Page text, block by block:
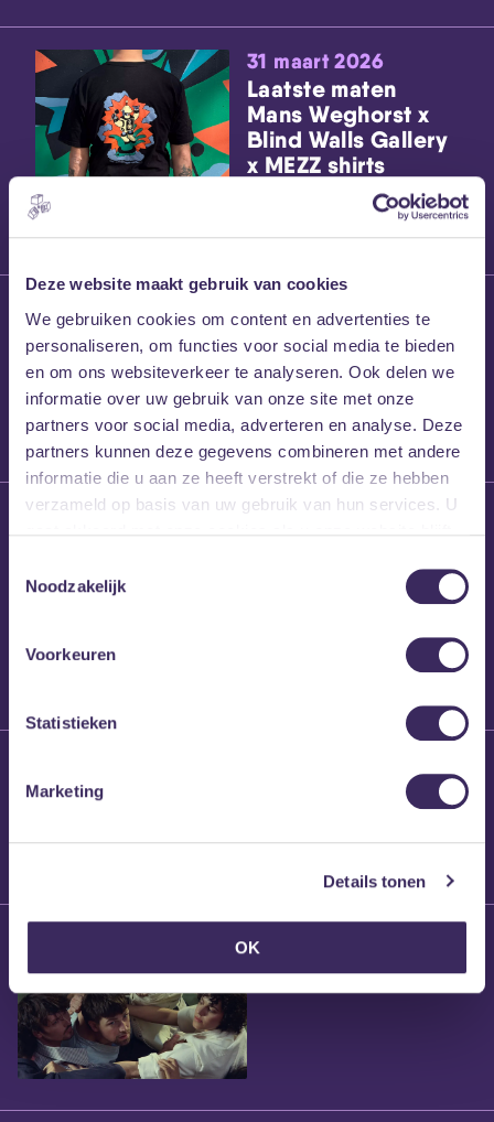
Deze website maakt gebruik van cookies
We gebruiken cookies om content en advertenties te
personaliseren, om functies voor social media te bieden
en om ons websiteverkeer te analyseren. Ook delen we
informatie over uw gebruik van onze site met onze
partners voor social media, adverteren en analyse. Deze
partners kunnen deze gegevens combineren met andere
informatie die u aan ze heeft verstrekt of die ze hebben
verzameld op basis van uw gebruik van hun services. U
Noodzakelijk
Voorkeuren
Statistieken
Marketing
Details tonen
OK
31 maart 2026
Laatste maten
Mans Weghorst x
Blind Walls Gallery
x MEZZ shirts
27 maart 2026
Willem’s Blog:
Frans Kalf
26 maart 2026
Brennt Vanneste
24 maart 2026
Willem’s Blog: Ão